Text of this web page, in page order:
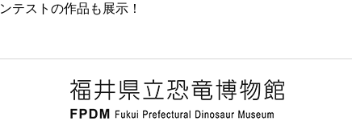
ンテストの作品も展示！